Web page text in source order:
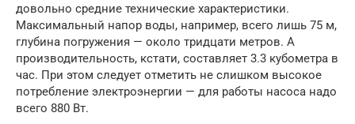
довольно средние технические характеристики.
Максимальный напор воды, например, всего лишь 75 м,
глубина погружения — около тридцати метров. А
производительность, кстати, составляет 3.3 кубометра в
час. При этом следует отметить не слишком высокое
потребление электроэнергии — для работы насоса надо
всего 880 Вт.